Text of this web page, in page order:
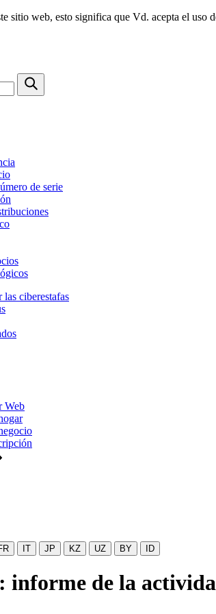
sitio web, esto significa que Vd. acepta el uso
de serie
ciberestafas
Web
IT JP KZ UZ BY ID
informe de la